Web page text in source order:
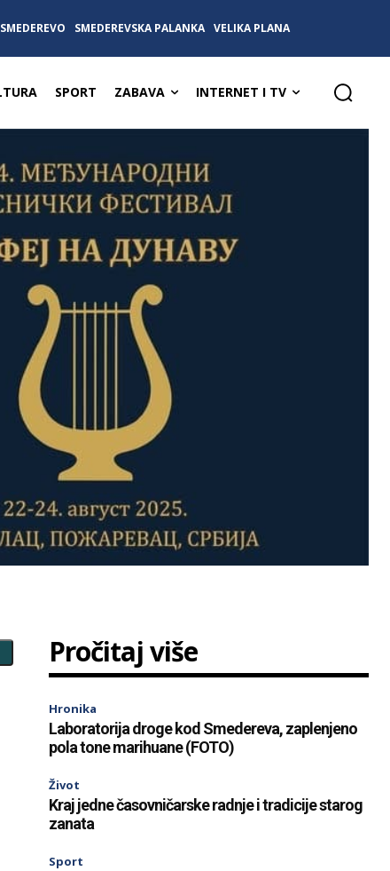
SMEDEREVO SMEDEREVSKA PALANKA VELIKA PLANA
SPORT ZABAVA INTERNET I TV
Pročitaj više
Hronika
Laboratorija droge kod Smedereva, zaplenjeno
pola tone marihuane (FOTO)
Život
Kraj jedne časovničarske radnje i tradicije starog
zanata
Sport